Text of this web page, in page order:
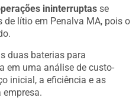
ininterruptas se
de lítio em Penalva MA, pois o
duas baterias para
em uma análise de custo-
inicial, a eficiência e as
empresa.